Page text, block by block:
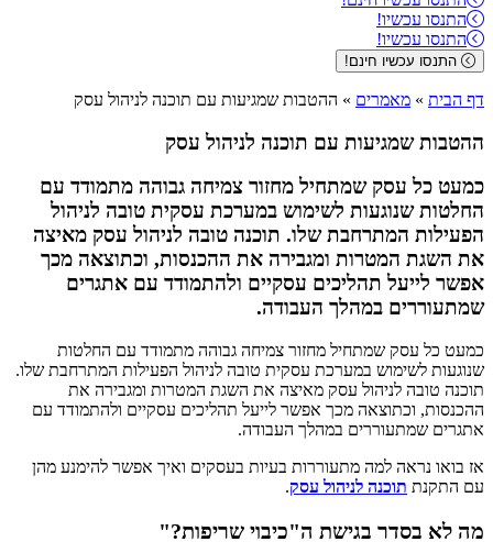
התנסו עכשיו!
התנסו עכשיו!
התנסו עכשיו חינם!
דף הבית » מאמרים » ההטבות שמגיעות עם תוכנה לניהול עסק
ההטבות שמגיעות עם תוכנה לניהול עסק
כמעט כל עסק שמתחיל מחזור צמיחה גבוהה מתמודד עם
החלטות שנוגעות לשימוש במערכת עסקית טובה לניהול
הפעילות המתרחבת שלו. תוכנה טובה לניהול עסק מאיצה
את השגת המטרות ומגבירה את ההכנסות, וכתוצאה מכך
אפשר לייעל תהליכים עסקיים ולהתמודד עם אתגרים
שמתעוררים במהלך העבודה.
כמעט כל עסק שמתחיל מחזור צמיחה גבוהה מתמודד עם החלטות
שנוגעות לשימוש במערכת עסקית טובה לניהול הפעילות המתרחבת שלו.
תוכנה טובה לניהול עסק מאיצה את השגת המטרות ומגבירה את
ההכנסות, וכתוצאה מכך אפשר לייעל תהליכים עסקיים ולהתמודד עם
אתגרים שמתעוררים במהלך העבודה.
אז בואו נראה למה מתעוררות בעיות בעסקים ואיך אפשר להימנע מהן
עם התקנת תוכנה לניהול עסק.
מה לא בסדר בגישת ה"כיבוי שריפות?"